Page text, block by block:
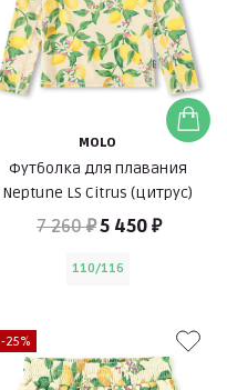
MOLO
Футболка для плавания
Neptune LS Citrus (цитрус)
7 260 ₽5 450 ₽
110/116
-25%